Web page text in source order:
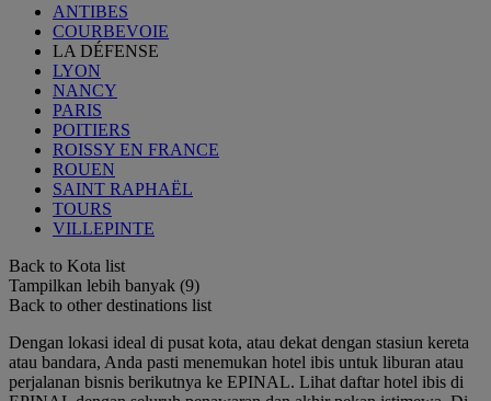
ANTIBES
COURBEVOIE
LA DÉFENSE
LYON
NANCY
PARIS
POITIERS
ROISSY EN FRANCE
ROUEN
SAINT RAPHAËL
TOURS
VILLEPINTE
Back to Kota list
Tampilkan lebih banyak (9)
Back to other destinations list
Dengan lokasi ideal di pusat kota, atau dekat dengan stasiun kereta
atau bandara, Anda pasti menemukan hotel ibis untuk liburan atau
perjalanan bisnis berikutnya ke EPINAL. Lihat daftar hotel ibis di